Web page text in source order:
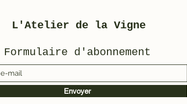
L'Atelier de la Vigne
Formulaire d'abonnement
Envoyer